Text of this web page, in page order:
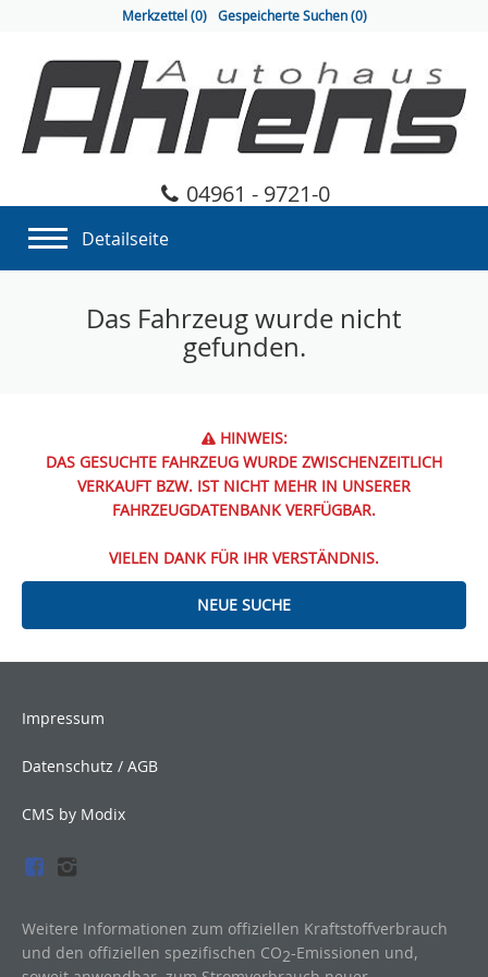
Merkzettel (0) Gespeicherte Suchen (0)
04961 - 9721-0
Detailseite
Das Fahrzeug wurde nicht
gefunden.
HINWEIS:
DAS GESUCHTE FAHRZEUG WURDE ZWISCHENZEITLICH
VERKAUFT BZW. IST NICHT MEHR IN UNSERER
FAHRZEUGDATENBANK VERFÜGBAR.
VIELEN DANK FÜR IHR VERSTÄNDNIS.
NEUE SUCHE
Impressum
Datenschutz / AGB
CMS by Modix
Weitere Informationen zum offiziellen Kraftstoffverbrauch
und den offiziellen spezifischen CO2-Emissionen und,